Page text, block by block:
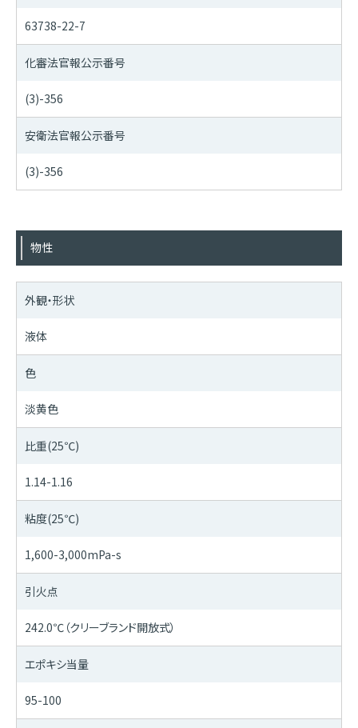
63738-22-7
化審法官報公示番号
(3)-356
安衛法官報公示番号
(3)-356
物性
外観・形状
液体
色
淡黄色
比重(25℃)
1.14-1.16
粘度(25℃)
1,600-3,000mPa-s
引火点
242.0℃（クリーブランド開放式）
エポキシ当量
95-100